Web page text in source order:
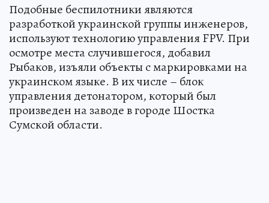
Подобные беспилотники являются
разработкой украинской группы инженеров,
используют технологию управления FPV. При
осмотре места случившегося, добавил
Рыбаков, изъяли объекты с маркировками на
украинском языке. В их числе – блок
управления детонатором, который был
произведен на заводе в городе Шостка
Сумской области.